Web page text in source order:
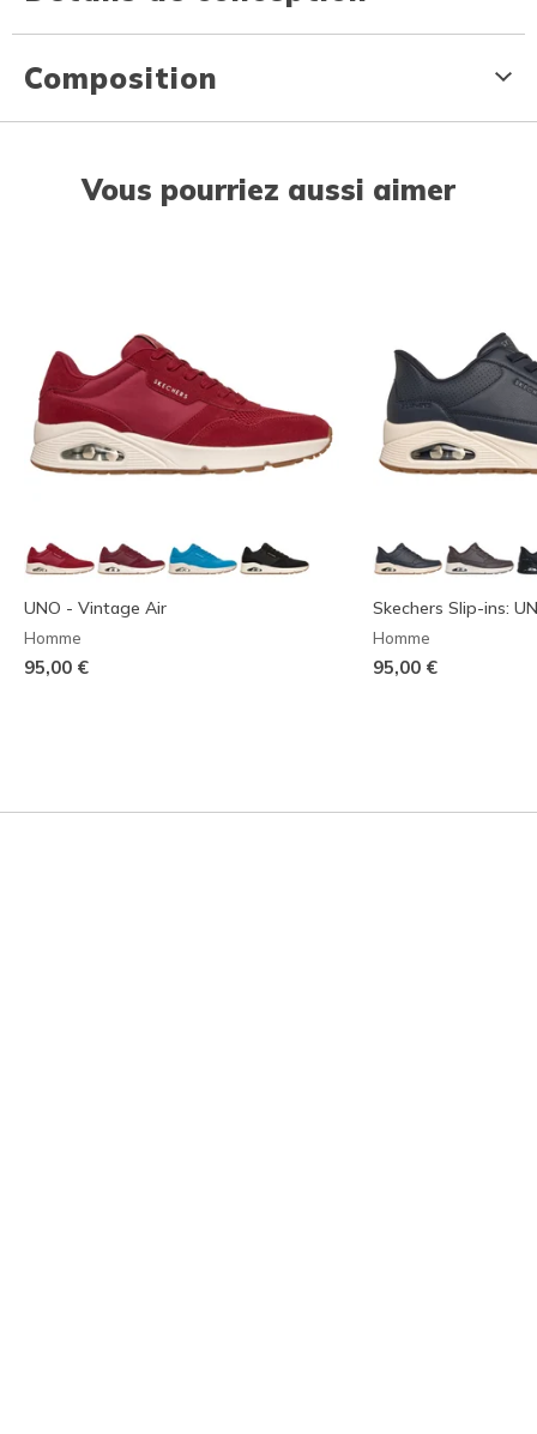
Composition
Vous pourriez aussi aimer
UNO - Vintage Air
Homme
95,00 €
Skechers Slip-ins:
Homme
95,00 €